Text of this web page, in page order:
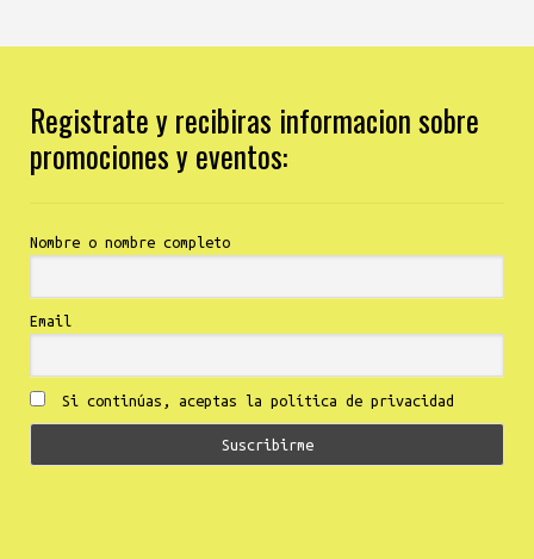
Registrate y recibiras informacion sobre
promociones y eventos:
Nombre o nombre completo
Email
Si continúas, aceptas la política de privacidad